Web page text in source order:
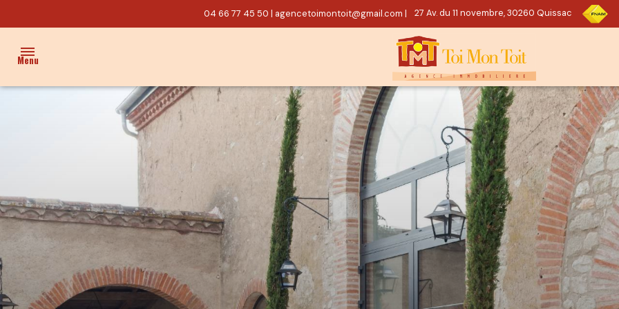
04 66 77 45 50 | agencetoimontoit@gmail.com | 27 Av. du 11 novembre, 30260 Quissac
Menu
MAISON
TERRAIN
ACTUALITÉS